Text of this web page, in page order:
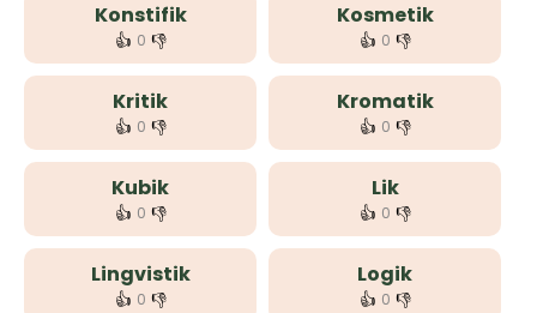
Konstifik
👍 0 👎
Kosmetik
👍 0 👎
Kritik
👍 0 👎
Kromatik
👍 0 👎
Kubik
👍 0 👎
Lik
👍 0 👎
Lingvistik
👍 0 👎
Logik
👍 0 👎